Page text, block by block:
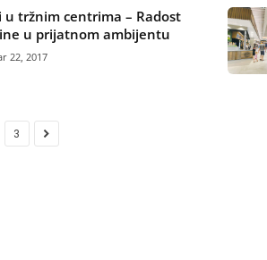
u tržnim centrima – Radost
u prijatnom ambijentu
22, 2017
3